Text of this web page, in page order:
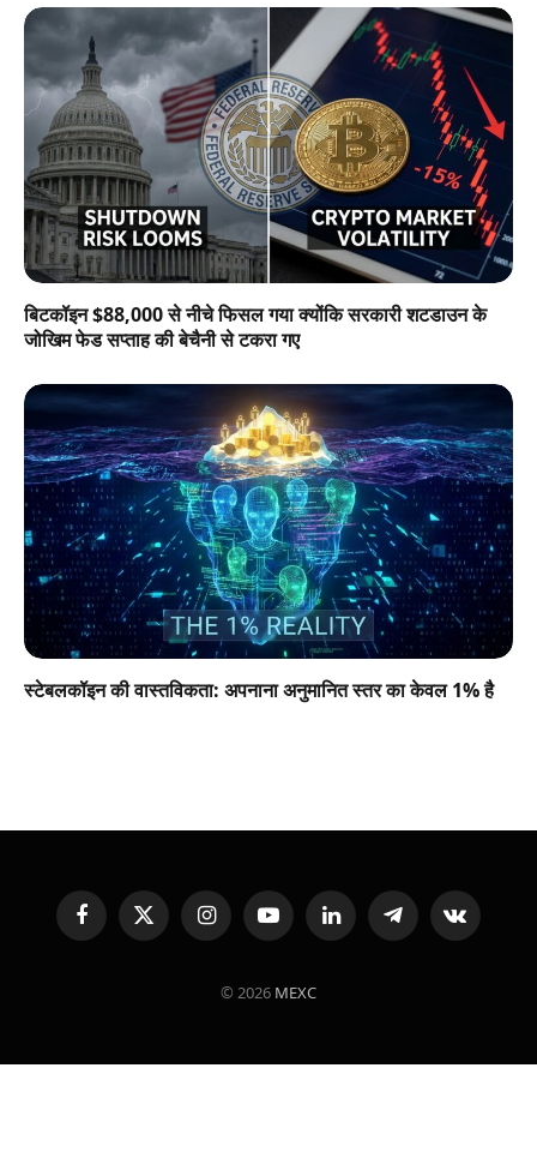
बिटकॉइन $88,000 से नीचे फिसल गया क्योंकि सरकारी शटडाउन के
जोखिम फेड सप्ताह की बेचैनी से टकरा गए
स्टेबलकॉइन की वास्तविकता: अपनाना अनुमानित स्तर का केवल 1% है
FacebookX
(Twitter)
InstagramYouTubeLinkedInTelegramVKontakte
© 2026 MEXC